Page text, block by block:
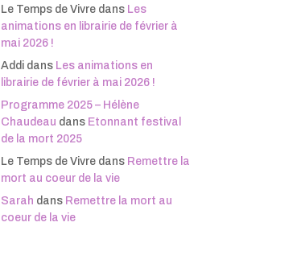
Le Temps de Vivredans Les
animations en librairie de février à
mai 2026 !
Addidans Les animations en
librairie de février à mai 2026 !
Programme 2025 – Hélène
Chaudeau dans Etonnant festival
de la mort 2025
Le Temps de Vivredans Remettre la
mort au coeur de la vie
Sarah dans Remettre la mort au
coeur de la vie